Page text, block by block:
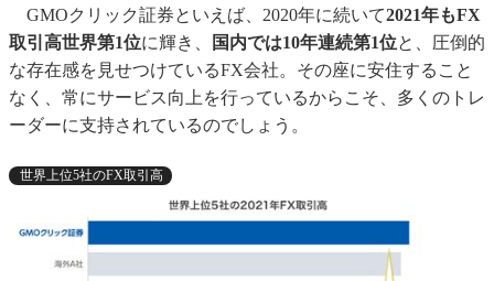
GMOクリック証券といえば、2020年に続いて2021年もFX
取引高世界第1位に輝き、 国内では10年連続第1位と、圧倒的
な存在感を見せつけているFX会社。その座に安住すること
なく、常にサービス向上を行っているからこそ、多くのトレ
ーダーに支持されているのでしょう。
世界上位5社のFX取引高